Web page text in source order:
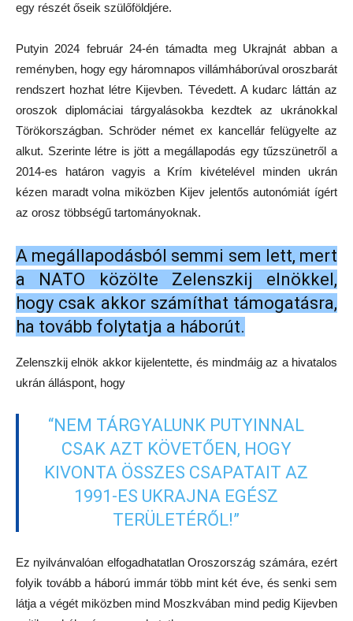
egy részét őseik szülőföldjére.
Putyin 2024 február 24-én támadta meg Ukrajnát abban a
reményben, hogy egy háromnapos villámháborúval oroszbarát
rendszert hozhat létre Kijevben. Tévedett. A kudarc láttán az
oroszok diplomáciai tárgyalásokba kezdtek az ukránokkal
Törökországban. Schröder német ex kancellár felügyelte az
alkut. Szerinte létre is jött a megállapodás egy tűzszünetről a
2014-es határon vagyis a Krím kivételével minden ukrán
kézen maradt volna miközben Kijev jelentős autonómiát ígért
az orosz többségű tartományoknak.
A megállapodásból semmi sem lett, mert
a NATO közölte Zelenszkij elnökkel,
hogy csak akkor számíthat támogatásra,
ha tovább folytatja a háborút.
Zelenszkij elnök akkor kijelentette, és mindmáig az a hivatalos
ukrán álláspont, hogy
“NEM TÁRGYALUNK PUTYINNAL
CSAK AZT KÖVETŐEN, HOGY
KIVONTA ÖSSZES CSAPATAIT AZ
1991-ES UKRAJNA EGÉSZ
TERÜLETÉRŐL!”
Ez nyilvánvalóan elfogadhatatlan Oroszország számára, ezért
folyik tovább a háború immár több mint két éve, és senki sem
látja a végét miközben mind Moszkvában mind pedig Kijevben